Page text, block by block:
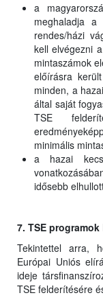
a
meghaladja
rendes/házi
kell elvégezni
mintaszámok
előírásra
minden, a
által saját
TSE
minimális
a hazai
idősebb
7. TSE
Tekintettel arra,
Európai Uniós
ideje
TSE felderítésére